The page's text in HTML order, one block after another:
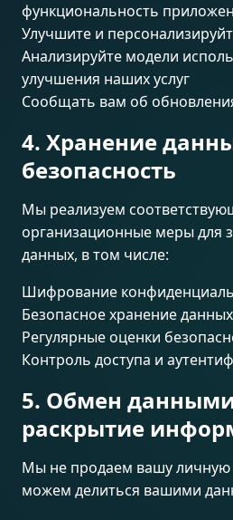
функциональность
Улучшите и
Анализируйте модели
улучшения наших услуг
Сообщать вам об
4. Хранение
безопасность
Мы реализуем
организационные меры для
данных, в том числе:
Шифрование
Безопасное хранение данных
Регулярные оценки
Контроль доступа и
5. Обмен
раскрытие
Мы не продаем вашу
можем делиться вашими